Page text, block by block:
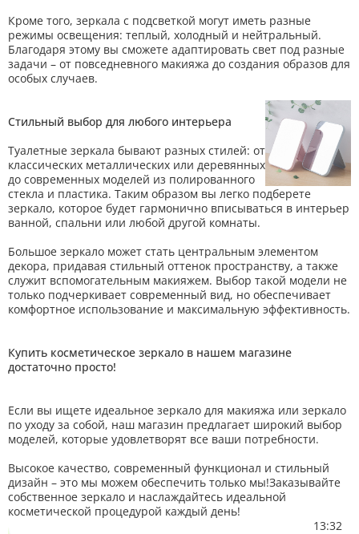
Кроме того, зеркала с подсветкой могут иметь разные
режимы освещения: теплый, холодный и нейтральный.
Благодаря этому вы сможете адаптировать свет под разные
задачи – от повседневного макияжа до создания образов для
особых случаев.
Стильный выбор для любого интерьера
Туалетные зеркала бывают разных стилей: от
классических металлических или деревянных
до современных моделей из полированного
стекла и пластика. Таким образом вы легко подберете
зеркало, которое будет гармонично вписываться в интерьер
ванной, спальни или любой другой комнаты.
Большое зеркало может стать центральным элементом
декора, придавая стильный оттенок пространству, а также
служит вспомогательным макияжем. Выбор такой модели не
только подчеркивает современный вид, но обеспечивает
комфортное использование и максимальную эффективность.
Купить косметическое зеркало в нашем магазине
достаточно просто!
Если вы ищете идеальное зеркало для макияжа или зеркало
по уходу за собой, наш магазин предлагает широкий выбор
моделей, которые удовлетворят все ваши потребности.
Высокое качество, современный функционал и стильный
дизайн – это мы можем обеспечить только мы!Заказывайте
собственное зеркало и наслаждайтесь идеальной
косметической процедурой каждый день!
13:32